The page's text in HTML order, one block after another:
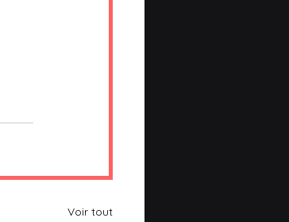
Voir tout